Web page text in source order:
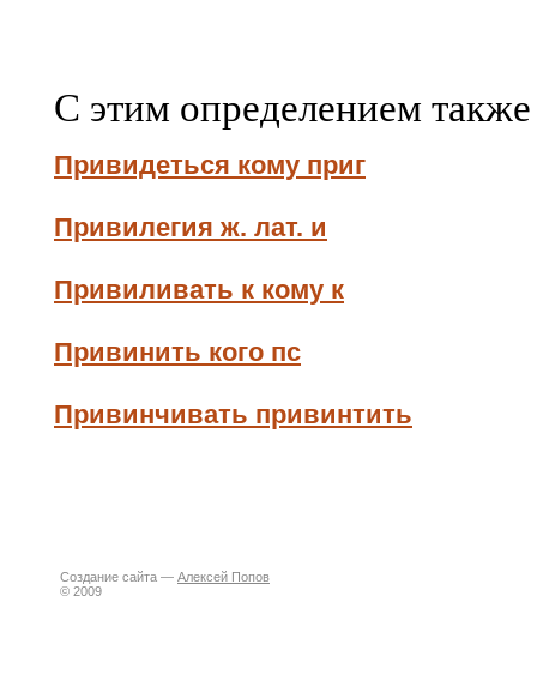
С этим определением
Привидеться кому приг
Привилегия ж. лат. и
Привиливать к кому к
Привинить кого пс
Привинчивать привинтить
Создание сайта — Алексей Попов
© 2009